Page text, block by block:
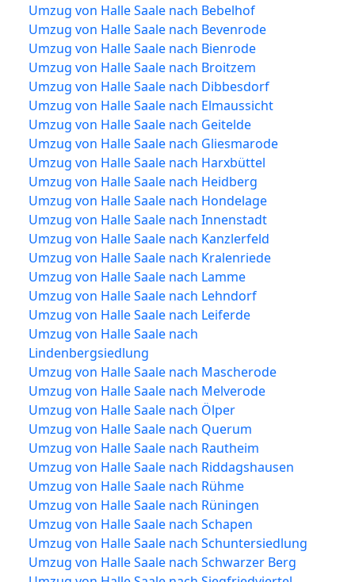
Umzug von Halle Saale nach Bebelhof
Umzug von Halle Saale nach Bevenrode
Umzug von Halle Saale nach Bienrode
Umzug von Halle Saale nach Broitzem
Umzug von Halle Saale nach Dibbesdorf
Umzug von Halle Saale nach Elmaussicht
Umzug von Halle Saale nach Geitelde
Umzug von Halle Saale nach Gliesmarode
Umzug von Halle Saale nach Harxbüttel
Umzug von Halle Saale nach Heidberg
Umzug von Halle Saale nach Hondelage
Umzug von Halle Saale nach Innenstadt
Umzug von Halle Saale nach Kanzlerfeld
Umzug von Halle Saale nach Kralenriede
Umzug von Halle Saale nach Lamme
Umzug von Halle Saale nach Lehndorf
Umzug von Halle Saale nach Leiferde
Umzug von Halle Saale nach
Lindenbergsiedlung
Umzug von Halle Saale nach Mascherode
Umzug von Halle Saale nach Melverode
Umzug von Halle Saale nach Ölper
Umzug von Halle Saale nach Querum
Umzug von Halle Saale nach Rautheim
Umzug von Halle Saale nach Riddagshausen
Umzug von Halle Saale nach Rühme
Umzug von Halle Saale nach Rüningen
Umzug von Halle Saale nach Schapen
Umzug von Halle Saale nach Schuntersiedlung
Umzug von Halle Saale nach Schwarzer Berg